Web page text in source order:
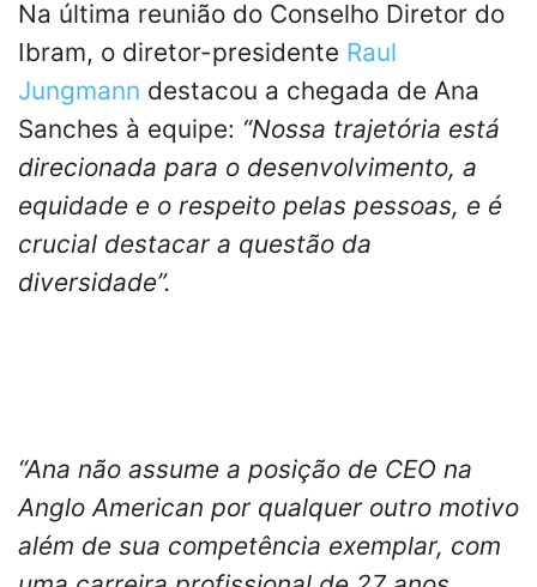
Na última reunião do Conselho Diretor do
Ibram, o diretor-presidente Raul
Jungmann destacou a chegada de Ana
Sanches à equipe: “Nossa trajetória está
direcionada para o desenvolvimento, a
equidade e o respeito pelas pessoas, e é
crucial destacar a questão da
diversidade”.
“Ana não assume a posição de CEO na
Anglo American por qualquer outro motivo
além de sua competência exemplar, com